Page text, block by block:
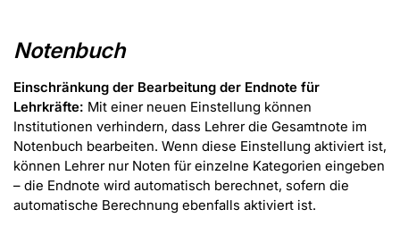
Notenbuch
Einschränkung der Bearbeitung der Endnote für
Lehrkräfte: Mit einer neuen Einstellung können
Institutionen verhindern, dass Lehrer die Gesamtnote im
Notenbuch bearbeiten. Wenn diese Einstellung aktiviert ist,
können Lehrer nur Noten für einzelne Kategorien eingeben
– die Endnote wird automatisch berechnet, sofern die
automatische Berechnung ebenfalls aktiviert ist.